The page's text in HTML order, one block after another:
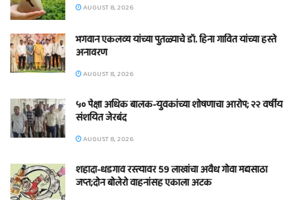
AUGUST 8, 2026
भगवान एकलव्य यांच्या पुतळ्याचे डॉ. हिना गावित यांच्या हस्ते
अनावरण
AUGUST 8, 2026
५० पेक्षा अधिक बालक-युवकांच्या शोषणाचा आरोप; २२ वर्षीय
संशयित जेरबंद
AUGUST 8, 2026
शहादा-धडगाव रस्त्यावर 59 लाखांचा अवैध गोवा मद्यसाठा
जप्त;दोन बोलेरो वाहनांसह एकाला अटक